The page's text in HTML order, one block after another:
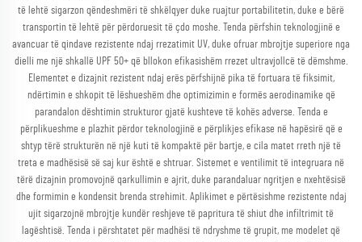
të lehtë sigarzon qëndeshmëri të shkëlqyer duke ruajtur portabilitetin, duke e bërë
transportin të lehtë për përdoruesit të çdo moshe. Tenda përfshin teknologjinë e
avancuar të qindave rezistente ndaj rrezatimit UV, duke ofruar mbrojtje superiore nga
dielli me një shkallë UPF 50+ që bllokon efikasishëm rrezet ultravjollcë të dëmshme.
Elementet e dizajnit rezistent ndaj erës përfshijnë pika të fortuara të fiksimit,
ndërtimin e shkopit të lëshueshëm dhe optimizimin e formës aerodinamike që
parandalon dështimin strukturor gjatë kushteve të kohës adverse. Tenda e
përplikueshme e plazhit përdor teknologjinë e përplikjes efikase në hapësirë që e
shtyp tërë strukturën në një kuti të kompaktë për bartje, e cila matet rreth një të
treta e madhësisë së saj kur është e shtruar. Sistemet e ventilimit të integruara në
tërë dizajnin promovojnë qarkullimin e ajrit, duke parandaluar ngritjen e nxehtësisë
dhe formimin e kondensit brenda strehimit. Aplikimet e përtësishme rezistente ndaj
ujit sigarzojnë mbrojtje kundër reshjeve të papritura të shiut dhe infiltrimit të
lagështisë. Tenda i përshtatet për madhësi të ndryshme të grupit, me modelet që